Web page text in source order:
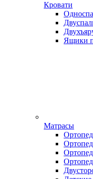
Кровати
Ящики
Матрасы